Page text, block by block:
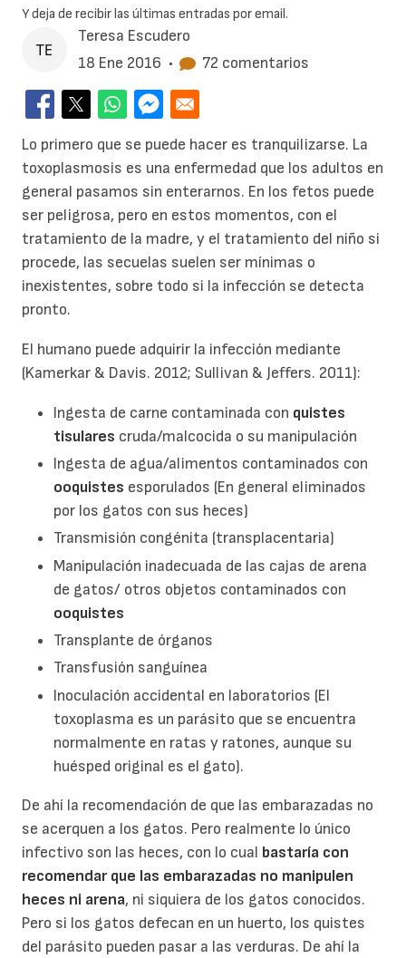
Teresa Escudero
18 Ene 2016 • 72 comentarios
Lo primero que se puede hacer es tranquilizarse. La
toxoplasmosis es una enfermedad que los adultos en
general pasamos sin enterarnos. En los fetos puede
ser peligrosa, pero en estos momentos, con el
tratamiento de la madre, y el tratamiento del niño si
procede, las secuelas suelen ser mínimas o
inexistentes, sobre todo si la infección se detecta
pronto.
El humano puede adquirir la infección mediante
(Kamerkar & Davis. 2012; Sullivan & Jeffers. 2011):
Ingesta de carne contaminada con quistes
tisulares cruda/malcocida o su manipulación
Ingesta de agua/alimentos contaminados con
ooquistes esporulados (En general eliminados
por los gatos con sus heces)
Transmisión congénita (transplacentaria)
Manipulación inadecuada de las cajas de arena
de gatos/ otros objetos contaminados con
ooquistes
Transplante de órganos
Transfusión sanguínea
Inoculación accidental en laboratorios (El
toxoplasma es un parásito que se encuentra
normalmente en ratas y ratones, aunque su
huésped original es el gato).
De ahí la recomendación de que las embarazadas no
se acerquen a los gatos. Pero realmente lo único
infectivo son las heces, con lo cual bastaría con
recomendar que las embarazadas no manipulen
heces ni arena, ni siquiera de los gatos conocidos.
Pero si los gatos defecan en un huerto, los quistes
del parásito pueden pasar a las verduras. De ahí la
Y deja de recibir las últimas entradas por email.